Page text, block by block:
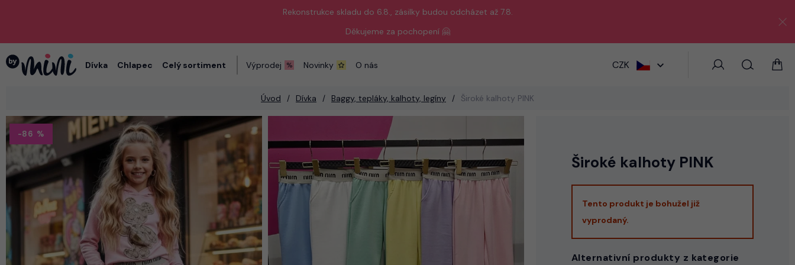
Rekonstrukce skladu do 6.8., zásilky budou odcházet až 7.8.
Děkujeme za pochopení 🤗
Dívka Chlapec Celý sortiment Výprodej Novinky O nás CZK
Úvod Dívka Baggy, tepláky, kalhoty, legíny Široké kalhoty PINK
-86
Široké kalhoty PINK
Tento produkt je bohužel již
vyprodaný.
Alternativní produkty z kategorie